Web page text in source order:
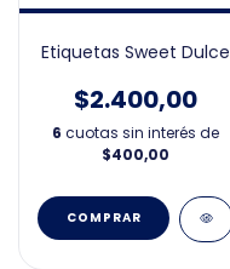
Etiquetas Sweet Dulce
$2.400,00
6 cuotas sin interés de
$400,00